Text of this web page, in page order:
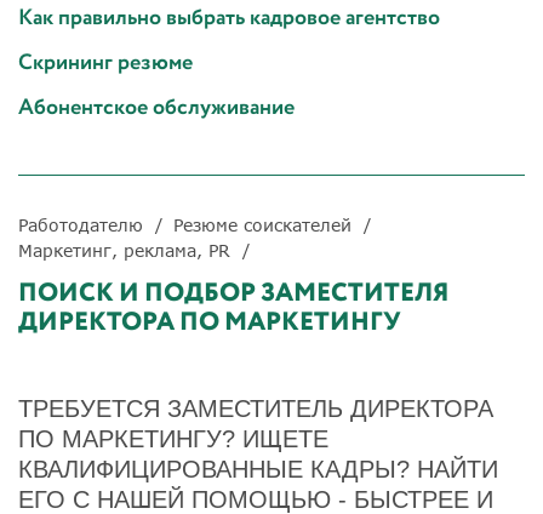
Как правильно выбрать кадровое агентство
Скрининг резюме
Абонентское обслуживание
Работодателю
Резюме соискателей
Маркетинг, реклама, PR
ПОИСК И ПОДБОР ЗАМЕСТИТЕЛЯ
ДИРЕКТОРА ПО МАРКЕТИНГУ
ТРЕБУЕТСЯ ЗАМЕСТИТЕЛЬ ДИРЕКТОРА
ПО МАРКЕТИНГУ? ИЩЕТЕ
КВАЛИФИЦИРОВАННЫЕ КАДРЫ? НАЙТИ
ЕГО С НАШЕЙ ПОМОЩЬЮ - БЫСТРЕЕ И